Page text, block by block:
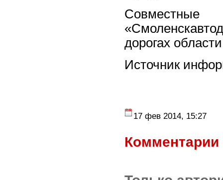
дорогах
Источник
17 фев 2014, 15:27
Комментарии